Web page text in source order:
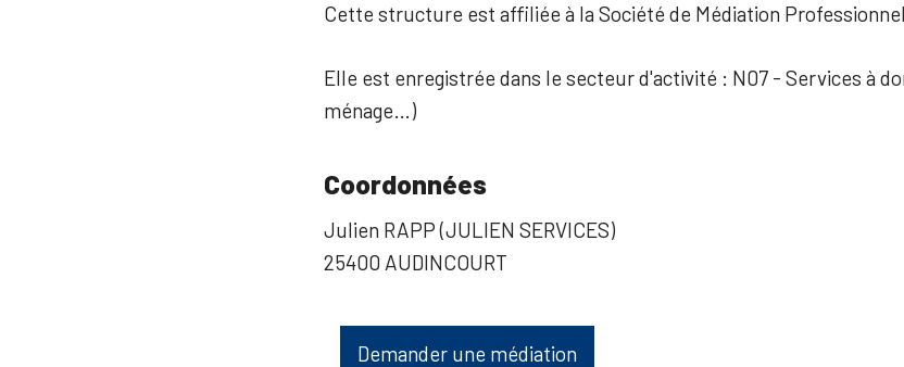
Cette structure est affiliée à la Société de Médiation
Elle est enregistrée dans le secteur d'activité : N07 - Services à
ménage…)
Coordonnées
Julien RAPP (JULIEN SERVICES)
25400 AUDINCOURT
Demander une médiation